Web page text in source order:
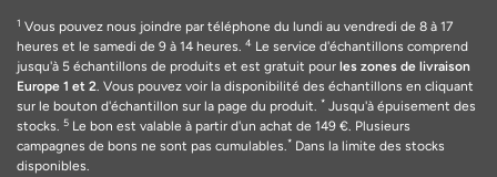
1 Vous pouvez nous joindre par téléphone du lundi au vendredi de 8 à 17
heures et le samedi de 9 à 14 heures. 4 Le service d'échantillons comprend
jusqu'à 5 échantillons de produits et est gratuit pour les zones de livraison
Europe 1 et 2. Vous pouvez voir la disponibilité des échantillons en cliquant
sur le bouton d'échantillon sur la page du produit. * Jusqu'à épuisement des
stocks. 5 Le bon est valable à partir d'un achat de 149 €. Plusieurs
campagnes de bons ne sont pas cumulables.* Dans la limite des stocks
disponibles.